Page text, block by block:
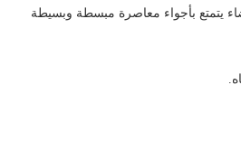
يتمتع بأجواء معاصرة مبسطة وبسيطة